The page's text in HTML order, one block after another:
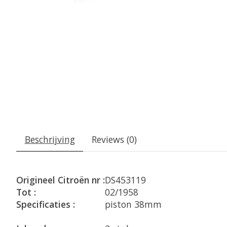
Beschrijving Reviews (0)
Origineel Citroën nr :DS453119
Tot :
02/1958
Specificaties :
piston 38mm